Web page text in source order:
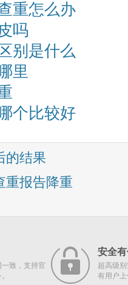
重怎么办
吗
别是什么
里
个比较好
的结果
重报告降重
致，支持官
安全
超高级
有用户